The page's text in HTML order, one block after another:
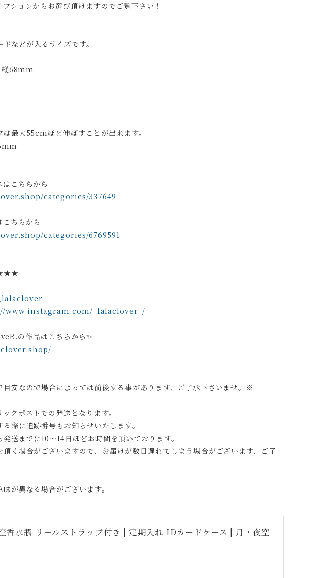
ションからお選び頂けますのでご覧下さい！
などが入るサイズです。
縦68mm
は最大55cmほど伸ばすことが出来ます。
こちらから
categories/337649
ちらから
categories/6769591
www.instagram.com/_lalaclover_/
の作品はこちらから✨
安なので場合によっては前後する事があります、ご了承下さいませ。※
クポストでの発送となります。
際に追跡番号もお知らせいたします。
送までに10～14日ほどお時間を頂いております。
頂く場合がございますので、お届けが数日遅れてしまう場合がございます、ご了
が異なる場合がございます。
香水瓶 リールストラップ付き | 定期入れ IDカードケース | 月・夜空